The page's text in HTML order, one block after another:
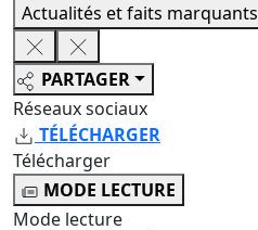
Actualités et faits marquants
PARTAGER
Réseaux sociaux
TÉLÉCHARGER
Télécharger
MODE LECTURE
Mode lecture